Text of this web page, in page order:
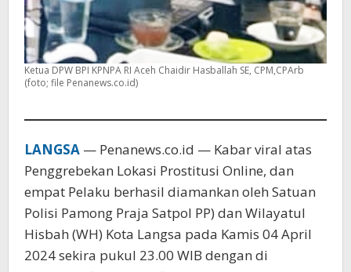
Ketua DPW BPI KPNPA RI Aceh Chaidir Hasballah SE, CPM,CPArb
(foto; file Penanews.co.id)
LANGSA — Penanews.co.id — Kabar viral atas
Penggrebekan Lokasi Prostitusi Online, dan
empat Pelaku berhasil diamankan oleh Satuan
Polisi Pamong Praja Satpol PP) dan Wilayatul
Hisbah (WH) Kota Langsa pada Kamis 04 April
2024 sekira pukul 23.00 WIB dengan di